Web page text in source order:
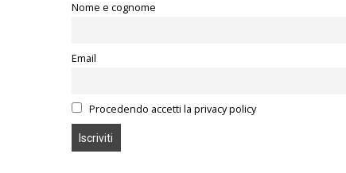
Nome e cognome
Email
Procedendo accetti la privacy policy